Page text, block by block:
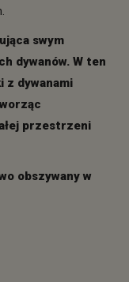
swym
dywanów. W ten
z dywanami
przestrzeni
obszywany w